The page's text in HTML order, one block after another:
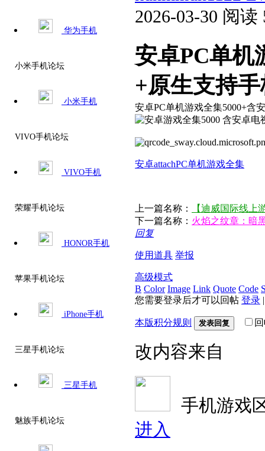
华为手机
小米手机论坛
小米手机
VIVO手机论坛
VIVO手机
荣耀手机论坛
HONOR手机
苹果手机论坛
iPhone手机
三星手机论坛
三星手机
魅族手机论坛
2026-03-30 阅读
安卓PC单机
+原生支持
安卓PC单机游戏全集5000+含
安卓attachPC单机游戏全集
上一篇名称：
【迪威国际线上
下一篇名称： 火焰之纹章：暗
回复
使用道具 举报
高级模式
B Color Image Link Quote Code
您需要登录后才可以回帖 登录
本版积分规则 发表回复
改内容来自
手机游戏
进入